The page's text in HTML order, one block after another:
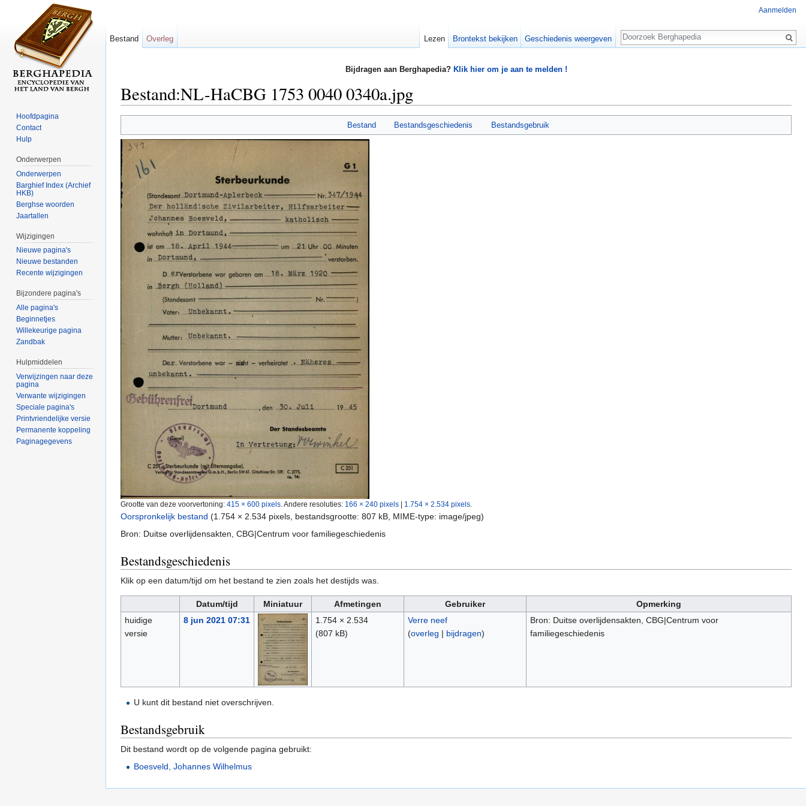
Bijdragen aan Berghapedia? Klik hier om je aan te melden !
Bestand:NL-HaCBG 1753 0040 0340a.jpg
Bestand Bestandsgeschiedenis Bestandsgebruik
Grootte van deze voorvertoning: 415 × 600 pixels Andere resoluties: 166 × 240 pixels | 1.754 × 2.534 pixels
Oorspronkelijk bestand (1.754 × 2.534 pixels, bestandsgrootte: 807 kB, MIME-type: image/jpeg)
Bron: Duitse overlijdensakten, CBG|Centrum voor familiegeschiedenis
Bestandsgeschiedenis
Klik op een datum/tijd om het bestand te zien zoals het destijds was.
Datum/tijd Miniatuur Afmetingen Gebruiker
Opmerking
huidige
versie
8 jun 2021 07:31
1.754 × 2.534
(807 kB)
Verre neef
(overleg | bijdragen)
Bron: Duitse overlijdensakten, CBG|Centrum voor
familiegeschiedenis
U kunt dit bestand niet overschrijven.
Bestandsgebruik
Dit bestand wordt op de volgende pagina gebruikt:
Boesveld, Johannes Wilhelmus
Aanmelden
Bestand Overleg Lezen Brontekst bekijken Geschiedenis weergeven
Zoeken
Hoofdpagina
Contact
Hulp
Onderwerpen
Onderwerpen
Barghief Index (Archief
HKB)
Berghse woorden
Jaartallen
Wijzigingen
Nieuwe pagina's
Nieuwe bestanden
Recente wijzigingen
Bijzondere pagina's
Alle pagina's
Beginnetjes
Willekeurige pagina
Zandbak
Hulpmiddelen
Verwijzingen naar deze
pagina
Verwante wijzigingen
Speciale pagina's
Printvriendelijke versie
Permanente koppeling
Paginagegevens